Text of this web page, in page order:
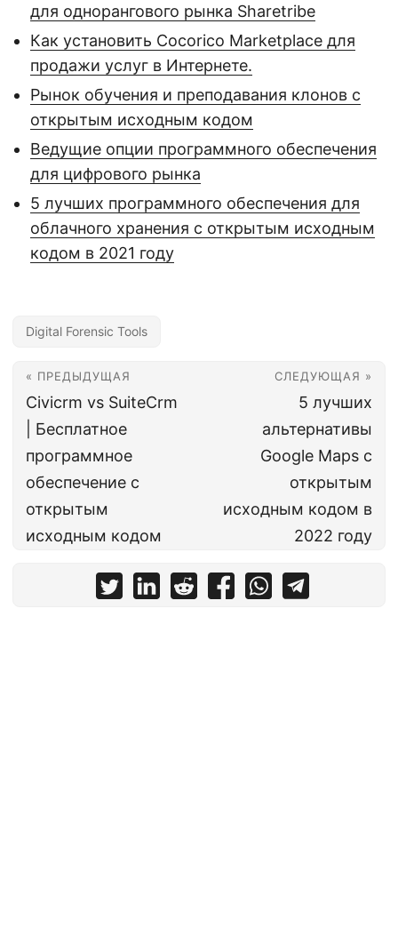
для однорангового рынка Sharetribe
Как установить Cocorico Marketplace для
продажи услуг в Интернете.
Рынок обучения и преподавания клонов с
открытым исходным кодом
Ведущие опции программного обеспечения
для цифрового рынка
5 лучших программного обеспечения для
облачного хранения с открытым исходным
кодом в 2021 году
Digital Forensic Tools
« ПРЕДЫДУЩАЯ
Civicrm vs SuiteCrm
| Бесплатное
программное
обеспечение с
открытым
исходным кодом
СЛЕДУЮЩАЯ »
5 лучших
альтернативы
Google Maps с
открытым
исходным кодом в
2022 году